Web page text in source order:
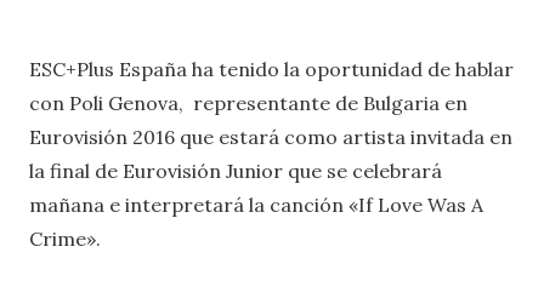
ESC+Plus España ha tenido la oportunidad de hablar
con Poli Genova, representante de Bulgaria en
Eurovisión 2016 que estará como artista invitada en
la final de Eurovisión Junior que se celebrará
mañana e interpretará la canción «If Love Was A
Crime».